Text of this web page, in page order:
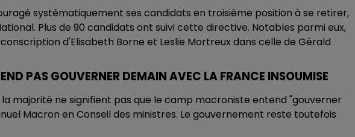
systématiquement ses candidats en troisième position à se retirer,
Plus de 90 candidats ont suivi cette directive. Notables parmi eux,
d'Elisabeth Borne et Leslie Mortreux dans celle de Gérald
PAS GOUVERNER DEMAIN AVEC LA FRANCE INSOUMISE
majorité ne signifient pas que le camp macroniste entend "gouverner
Macron en Conseil des ministres. Le gouvernement reste toutefois